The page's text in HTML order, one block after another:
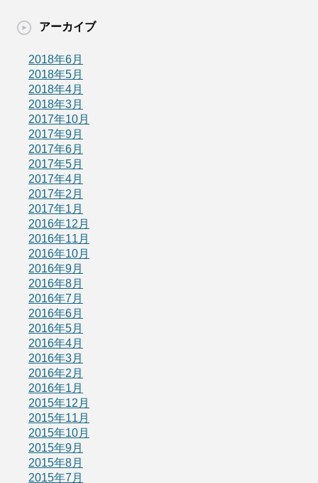
アーカイブ
2018年6月
2018年5月
2018年4月
2018年3月
2017年10月
2017年9月
2017年6月
2017年5月
2017年4月
2017年2月
2017年1月
2016年12月
2016年11月
2016年10月
2016年9月
2016年8月
2016年7月
2016年6月
2016年5月
2016年4月
2016年3月
2016年2月
2016年1月
2015年12月
2015年11月
2015年10月
2015年9月
2015年8月
2015年7月